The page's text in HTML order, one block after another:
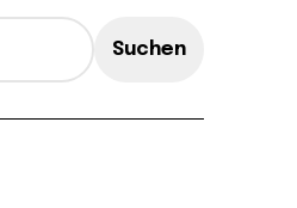
Suchen